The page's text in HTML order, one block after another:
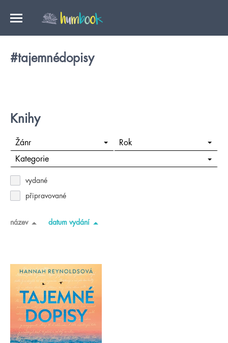
#tajemnédopisy
Knihy
Žánr Rok
Kategorie
vydané
připravované
název datum vydání